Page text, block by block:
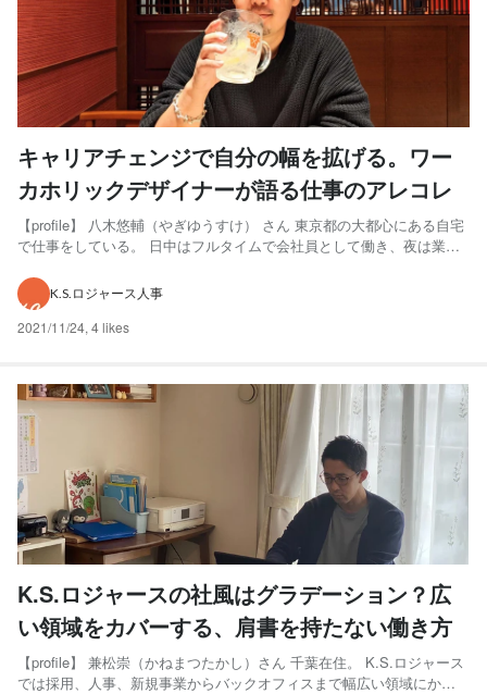
キャリアチェンジで自分の幅を拡げる。ワー
カホリックデザイナーが語る仕事のアレコレ
【profile】 八木悠輔（やぎゆうすけ） さん 東京都の大都心にある自宅
で仕事をしている。 日中はフルタイムで会社員として働き、夜は業務
事をしている。案件の進行が困難な案件ほど攻略に燃えるようだ。 本
当に僕、ワーカホリックでして…。 ...
K.S.ロジャース人事
2021/11/24, 4 likes
K.S.ロジャースの社風はグラデーション？広
い領域をカバーする、肩書を持たない働き方
【profile】 兼松崇（かねまつたかし）さん 千葉在住。 K.S.ロジャース
では採用、人事、新規事業からバックオフィスまで幅広い領域にかか